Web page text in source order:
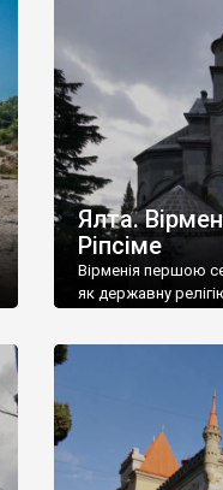
називаються
виробляє
легке біле і дуже […]
Ялта.
Ріпсіме
Вірменія першою
як державну